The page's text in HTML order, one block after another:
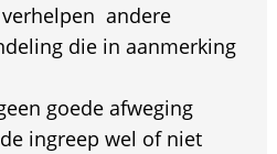
 andere
die in aanmerking
goede afweging
ingreep wel of niet